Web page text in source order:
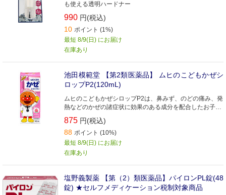
も使える透明ハードナー
990 円(税込)
10 ポイント (1%)
最短 8/9(日) にお届け
在庫あり
池田模範堂 【第2類医薬品】 ムヒのこどもかぜシ
ロップP2(120mL)
ムヒのこどもかぜシロップP2は、鼻みず、のどの痛み、発
熱などのかぜの諸症状に効果のある成分を配合したお子さ
ま用のかぜ薬です
875 円(税込)
88 ポイント (10%)
最短 8/9(日) にお届け
在庫あり
塩野義製薬 【第（2）類医薬品】パイロンPL錠(48
錠) ★セルフメディケーション税制対象商品